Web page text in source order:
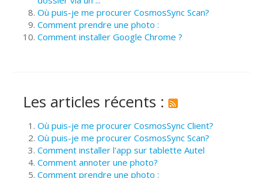
Où puis-je me procurer CosmosSync Scan?
Comment prendre une photo :
Comment installer Google Chrome ?
Les articles récents :
Où puis-je me procurer CosmosSync Client?
Où puis-je me procurer CosmosSync Scan?
Comment installer l'app sur tablette Autel
Comment annoter une photo?
Comment prendre une photo :